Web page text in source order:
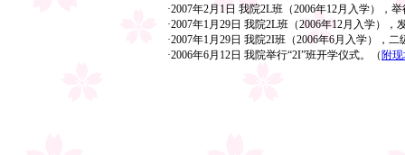
·2007年2月1日 我院2L班（2006年12月入学），
·2007年1月29日 我院2L班（2006年12月入学）
·2007年1月29日 我院2I班（2006年6月入学），
·2006年6月12日 我院举行“2I”班开学仪式。（ 附